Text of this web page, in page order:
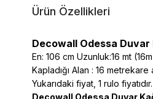
Ürün Özellikleri
Decowall Odessa Duvar
En: 106 cm Uzunluk:16 mt
Kapladığı Alan : 16 metrekare
Yukarıdaki fiyat, 1 rulo fiyatıdır.
Decowall Odessa Duvar